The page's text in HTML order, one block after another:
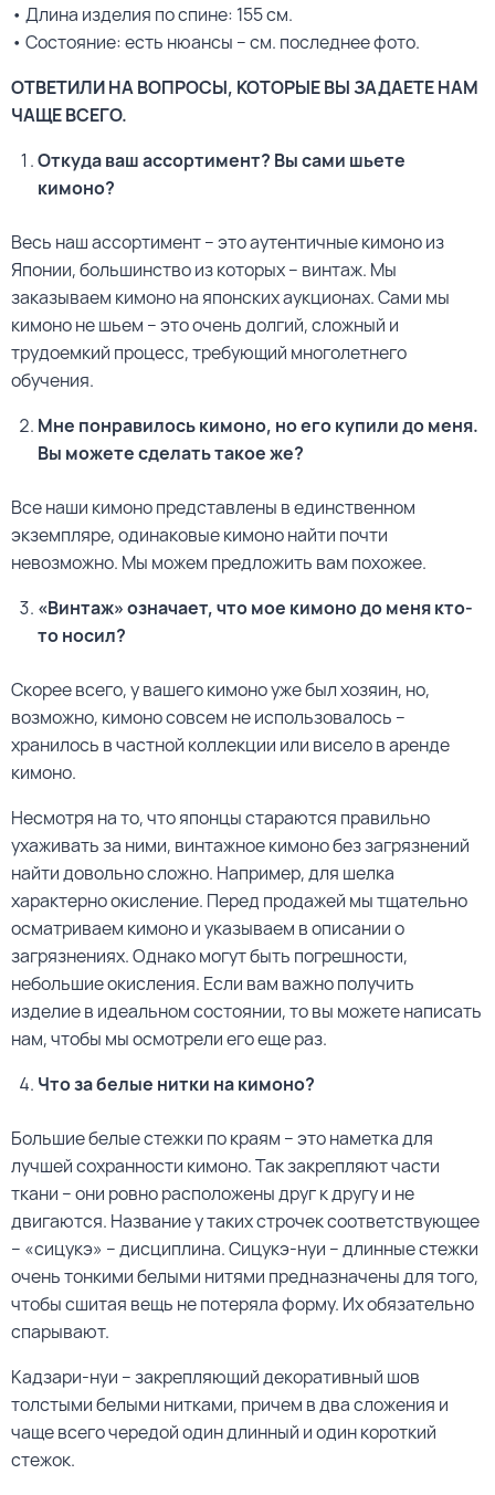
• Длина изделия по спине: 155 см.
• Состояние: есть нюансы – см. последнее фото.
ОТВЕТИЛИ НА ВОПРОСЫ, КОТОРЫЕ ВЫ ЗАДАЕТЕ НАМ
ЧАЩЕ ВСЕГО.
Откуда ваш ассортимент? Вы сами шьете
кимоно?
Весь наш ассортимент – это аутентичные кимоно из
Японии, большинство из которых – винтаж. Мы
заказываем кимоно на японских аукционах. Сами мы
кимоно не шьем – это очень долгий, сложный и
трудоемкий процесс, требующий многолетнего
обучения.
Мне понравилось кимоно, но его купили до меня.
Вы можете сделать такое же?
Все наши кимоно представлены в единственном
экземпляре, одинаковые кимоно найти почти
невозможно. Мы можем предложить вам похожее.
«Винтаж» означает, что мое кимоно до меня кто-
то носил?
Скорее всего, у вашего кимоно уже был хозяин, но,
возможно, кимоно совсем не использовалось –
хранилось в частной коллекции или висело в аренде
кимоно.
Несмотря на то, что японцы стараются правильно
ухаживать за ними, винтажное кимоно без загрязнений
найти довольно сложно. Например, для шелка
характерно окисление. Перед продажей мы тщательно
осматриваем кимоно и указываем в описании о
загрязнениях. Однако могут быть погрешности,
небольшие окисления. Если вам важно получить
изделие в идеальном состоянии, то вы можете написать
нам, чтобы мы осмотрели его еще раз.
Что за белые нитки на кимоно?
Большие белые стежки по краям – это наметка для
лучшей сохранности кимоно. Так закрепляют части
ткани – они ровно расположены друг к другу и не
двигаются. Название у таких строчек соответствующее
– «сицукэ» – дисциплина. Сицукэ-нуи – длинные стежки
очень тонкими белыми нитями предназначены для того,
чтобы сшитая вещь не потеряла форму. Их обязательно
спарывают.
Кадзари-нуи – закрепляющий декоративный шов
толстыми белыми нитками, причем в два сложения и
чаще всего чередой один длинный и один короткий
стежок.